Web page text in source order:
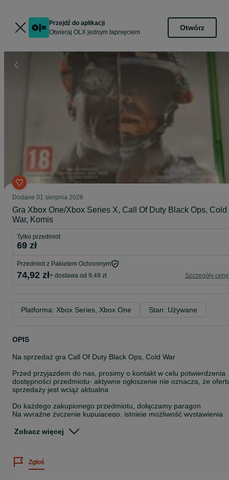
Przejdź do aplikacji
Otwieraj OLX jednym tapnięciem
Otwórz
Dodane 01 sierpnia 2026
Gra Xbox One/Xbox Series X, Call Of Duty Black Ops, Cold
War, Komis
Tylko przedmiot
69 zł
Przedmiot z Pakietem Ochronnym
74,92 zł+ dostawa od 9,49 zł Szczegóły ceny
Platforma: Xbox Series, Xbox One Stan: Używane
OPIS
Na sprzedaż gra Call Of Duty Black Ops, Cold War
Przed przyjazdem do nas, prosimy o kontakt w celu potwierdzenia
dostępności przedmiotu- aktywne ogłoszenie nie oznacza, że
sprzedaży jest wciąż aktualna
Do każdego zakupionego przedmiotu, dołączamy paragon
Na wyraźne życzenie kupującego, istnieje możliwość wystawienia
Zapraszamy również do obejrzenia przedmiotu, oraz odbioru
osobistego pod adresem:
Zobacz więcej
Zgłoś